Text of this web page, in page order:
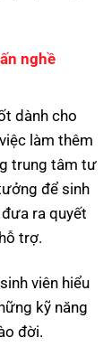
nghề
dành cho
làm thêm
trung tâm tư
để sinh
ra quyết
trợ.
viên hiểu
kỹ năng
đời.